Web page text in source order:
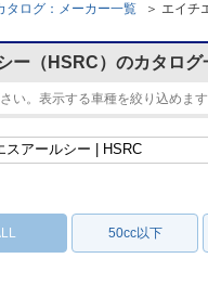
タログ：メーカー一覧 ＞ エイチ
ー（HSRC）のカタログ
い。表示する車種を絞り込めます
50cc以下